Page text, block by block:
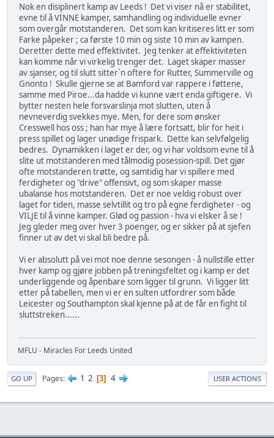
Nok en disiplinert kamp av Leeds ! Det vi viser nå er stabilitet,
evne til å VINNE kamper, samhandling og individuelle evner
som overgår motstanderen. Det som kan kritiseres litt er som
Farke påpeker ; ca første 10 min og siste 10 min av kampen.
Deretter dette med effektivitet. Jeg tenker at effektiviteten
kan komme når vi virkelig trenger det. Laget skaper masser
av sjanser, og til slutt sitter`n oftere for Rutter, Summerville og
Gnonto ! Skulle gjerne se at Bamford var rappere i føttene,
samme med Piroe...da hadde vi kunne vært enda giftigere. Vi
bytter nesten hele forsvarslinja mot slutten, uten å
nevneverdig svekkes mye. Men, for dere som ønsker
Cresswell hos oss ; han har mye å lære fortsatt, blir for heit i
press spillet og lager unødige frispark. Dette kan selvfølgelig
bedres. Dynamikken i laget er der, og vi har voldsom evne til å
slite ut motstanderen med tålmodig posession-spill. Det gjør
ofte motstanderen trøtte, og samtidig har vi spillere med
ferdigheter og "drive" offensivt, og som skaper masse
ubalanse hos motstanderen. Det er noe veldig robust over
laget for tiden, masse selvtillit og tro på egne ferdigheter - og
VILJE til å vinne kamper. Glød og passion - hva vi elsker å se !
Jeg gleder meg over hver 3 poenger, og er sikker på at sjefen
finner ut av det vi skal bli bedre på.
Vi er absolutt på vei mot noe denne sesongen - å nullstille etter
hver kamp og gjøre jobben på treningsfeltet og i kamp er det
underliggende og åpenbare som ligger til grunn. Vi ligger litt
etter på tabellen, men vi er en sulten utfordrer som både
Leicester og Southampton skal kjenne på at de får en fight til
sluttstreken......
MFLU - Miracles For Leeds United
GO UP Pages 1 2 3 4 USER ACTIONS